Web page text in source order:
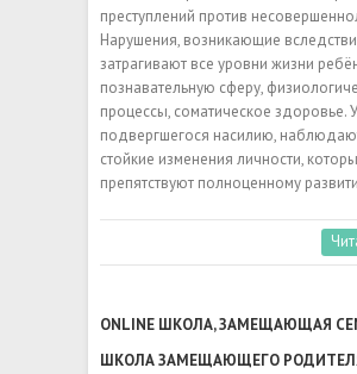
преступлений против
Нарушения, возникающие
затрагивают все уровни жизни
познавательную сферу,
процессы, соматическое здоровье.
подвергшегося насилию,
стойкие изменения личности,
препятствуют полноценному
ONLINE ШКОЛА,ЗАМЕЩАЮЩАЯ
ШКОЛА ЗАМЕЩАЮЩЕГО